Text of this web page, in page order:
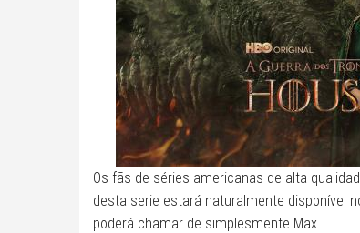
Os fãs de séries americanas de alta
desta serie estará naturalmente disponível
poderá chamar de simplesmente Max.